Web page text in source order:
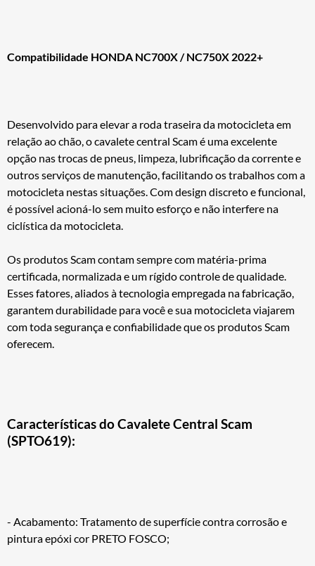
Compatibilidade HONDA NC700X / NC750X 2022+
Desenvolvido para elevar a roda traseira da motocicleta em
relação ao chão, o cavalete central Scam é uma excelente
opção nas trocas de pneus, limpeza, lubrificação da corrente e
outros serviços de manutenção, facilitando os trabalhos com a
motocicleta nestas situações. Com design discreto e funcional,
é possível acioná-lo sem muito esforço e não interfere na
ciclística da motocicleta.
Os produtos Scam contam sempre com matéria-prima
certificada, normalizada e um rígido controle de qualidade.
Esses fatores, aliados à tecnologia empregada na fabricação,
garantem durabilidade para você e sua motocicleta viajarem
com toda segurança e confiabilidade que os produtos Scam
oferecem.
Características do Cavalete Central Scam
(SPTO619):
- Acabamento: Tratamento de superfície contra corrosão e
pintura epóxi cor PRETO FOSCO;